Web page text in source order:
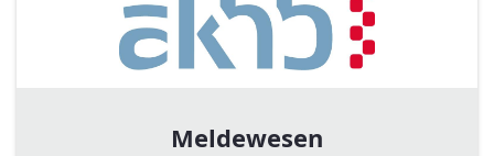
Meldewesen